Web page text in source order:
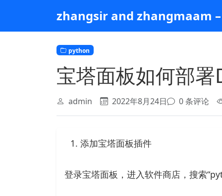
主
zhangsir and zhangmaam –
python
宝塔面板如何部
admin 2022年8月24日 0 条评论
添加宝塔面板插件
登录宝塔面板，进入软件商店，搜索